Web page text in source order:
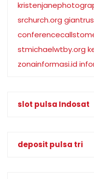
srchurch.org
stmichaelwtby.org
zonainformasi.id
slot pulsa Indosat
deposit pulsa tri